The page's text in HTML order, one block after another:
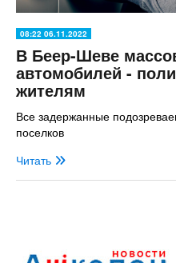
08:22 06.11.2022
В Беер-Шеве
автомобилей -
жителям
Все задержанные
поселков
Читать